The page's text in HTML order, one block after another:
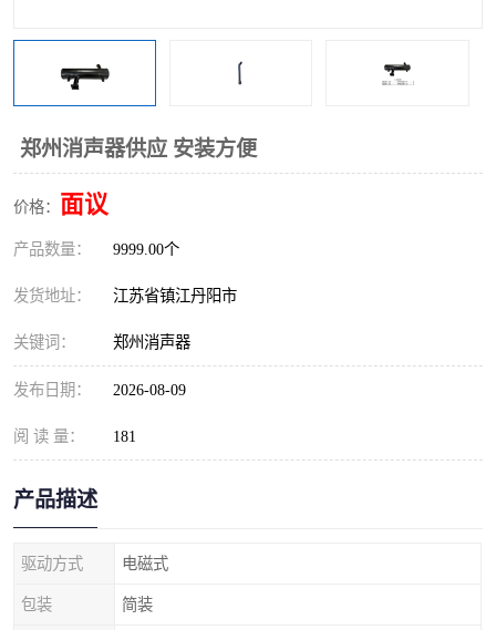
郑州消声器供应 安装方便
价格： 面议
产品数量： 9999.00个
发货地址： 江苏省镇江丹阳市
关键词： 郑州消声器
发布日期： 2026-08-09
阅 读 量： 181
产品描述
驱动方式 电磁式
包装 简装